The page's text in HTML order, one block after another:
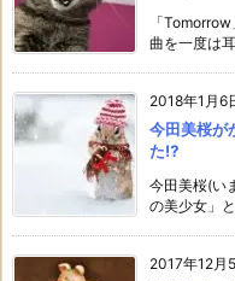
「
曲を一度は
2018年1月6
今田美桜が
た⁉︎
今田美桜(い
の美少女」
2017年12月